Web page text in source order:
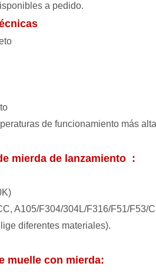
a pedido.
de funcionamiento más
mierda de lanzamiento :
A105/F304/304L/F316/F51/F53/
diferentes materiales).
muelle con mierda: